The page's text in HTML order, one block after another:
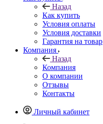
Назад
Как купить
Условия оплаты
Условия доставки
Гарантия на товар
Компания
Назад
Компания
О компании
Отзывы
Контакты
Личный кабинет